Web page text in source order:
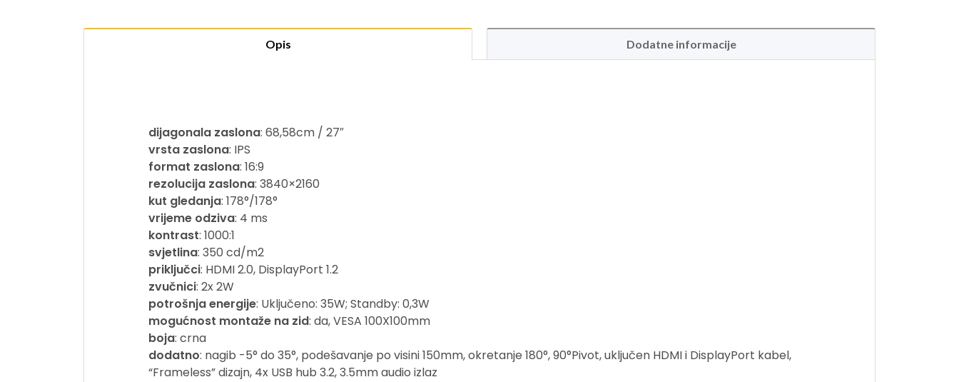
Opis Dodatne informacije
dijagonala zaslona: 68,58cm / 27″
vrsta zaslona: IPS
format zaslona: 16:9
rezolucija zaslona: 3840×2160
kut gledanja: 178°/178°
vrijeme odziva: 4 ms
kontrast: 1000:1
svjetlina: 350 cd/m2
priključci: HDMI 2.0, DisplayPort 1.2
zvučnici: 2x 2W
potrošnja energije: Uključeno: 35W; Standby: 0,3W
mogućnost montaže na zid: da, VESA 100X100mm
boja: crna
dodatno: nagib -5° do 35°, podešavanje po visini 150mm, okretanje 180°, 90°Pivot, uključen HDMI i DisplayPort kabel,
“Frameless” dizajn, 4x USB hub 3.2,3.5mmaudio izlaz